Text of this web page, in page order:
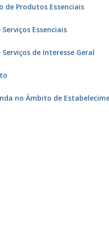
de Produtos Essenciais
Essenciais
de Interesse Geral
no Âmbito de